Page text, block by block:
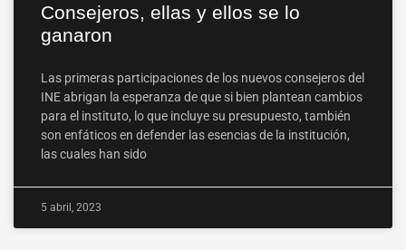
Consejeros, ellas y ellos se lo
ganaron
Las primeras participaciones de los nuevos consejeros del
INE abrigan la esperanza de que si bien plantean cambios
para el instituto, lo que incluye su presupuesto, también
son enfáticos en defender las esencias de la institución,
las cuales han sido
5 abril, 2023